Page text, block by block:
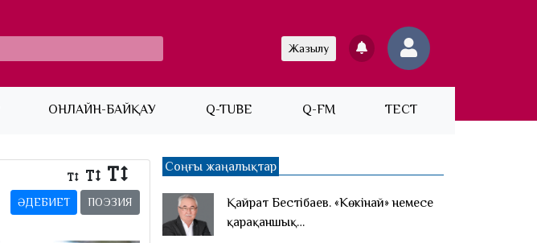
Жазылу
ОНЛАЙН-БАЙҚАУ Q-TUBE Q-FM ТЕСТ
ӘДЕБИЕТ ПОЭЗИЯ
Соңғы жаңалықтар
Қайрат Бестібаев. «Көкінай» немесе
қарақаншық…